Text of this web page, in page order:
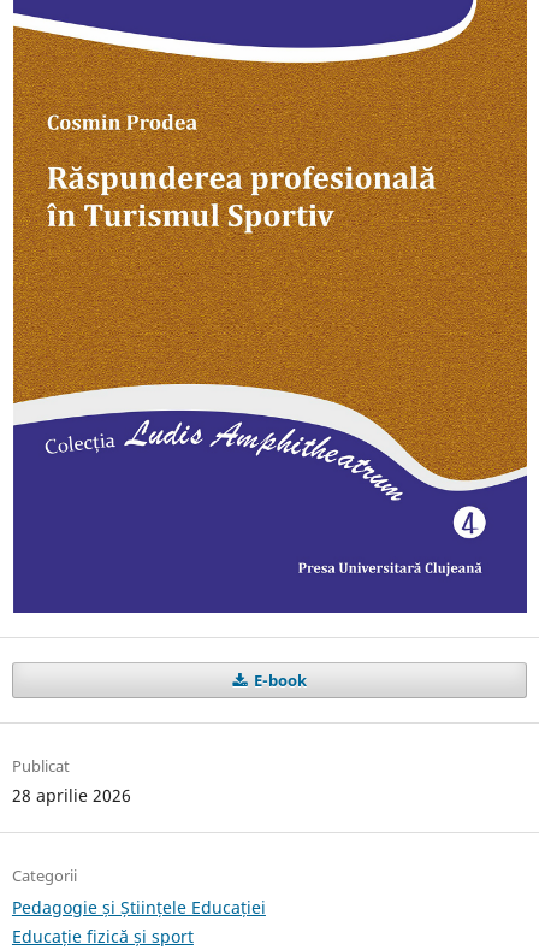
E-book
Publicat
28 aprilie 2026
Categorii
Pedagogie și Științele Educației
Educație fizică și sport